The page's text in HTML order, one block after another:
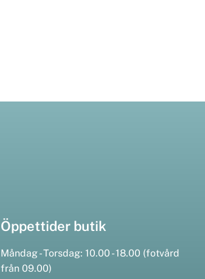
Öppettider butik
Måndag - Torsdag: 10.00 - 18.00 (fotvård
från 09.00)